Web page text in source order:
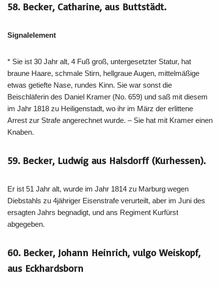
58. Becker, Catharine, aus Buttstädt.
Signalelement
* Sie ist 30 Jahr alt, 4 Fuß groß, untergesetzter Statur, hat
braune Haare, schmale Stirn, hellgraue Augen, mittelmäßige
etwas getiefte Nase, rundes Kinn. Sie war sonst die
Beischläferin des Daniel Kramer (No. 659) und saß mit diesem
im Jahr 1818 zu Heiligenstadt, wo ihr im März der erlittene
Arrest zur Strafe angerechnet wurde. – Sie hat mit Kramer einen
Knaben.
59. Becker, Ludwig aus Halsdorff (Kurhessen).
Er ist 51 Jahr alt, wurde im Jahr 1814 zu Marburg wegen
Diebstahls zu 4jähriger Eisenstrafe verurteilt, aber im Juni des
ersagten Jahrs begnadigt, und ans Regiment Kurfürst
abgegeben.
60. Becker, Johann Heinrich, vulgo Weiskopf,
aus Eckhardsborn